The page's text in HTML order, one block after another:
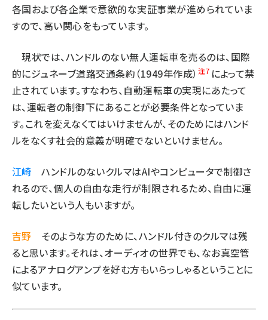
各国および各企業で意欲的な実証事業が進められていま
すので、高い関心をもっています。
現状では、ハンドルのない無人運転車を売るのは、国際
的にジュネーブ道路交通条約（1949年作成） 注7 によって禁
止されています。すなわち、自動運転車の実現にあたって
は、運転者の制御下にあることが必要条件となっていま
す。これを変えなくてはいけませんが、そのためにはハンド
ルをなくす社会的意義が明確でないといけません。
江崎 ハンドルのないクルマはAIやコンピュータで制御さ
れるので、個人の自由な走行が制限されるため、自由に運
転したいという人もいますが。
吉野 そのような方のために、ハンドル付きのクルマは残
ると思います。それは、オーディオの世界でも、なお真空管
によるアナログアンプを好む方もいらっしゃるということに
似ています。